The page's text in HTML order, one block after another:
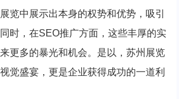
览中展示出本身的权势和优势，吸引
时，在SEO推广方面，这些丰厚的实
更多的暴光和机会。是以，苏州展览
觉盛宴，更是企业获得成功的一道利